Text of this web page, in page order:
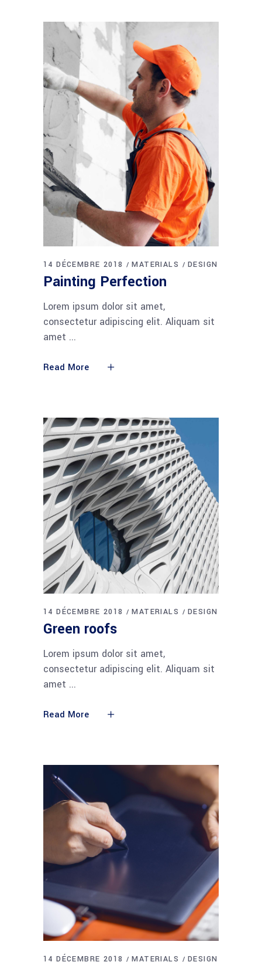
14 DÉCEMBRE 2018 MATERIALS DESIGN
Painting Perfection
Lorem ipsum dolor sit amet,
consectetur adipiscing elit. Aliquam sit
amet
Read More
14 DÉCEMBRE 2018 MATERIALS DESIGN
Green roofs
Lorem ipsum dolor sit amet,
consectetur adipiscing elit. Aliquam sit
amet
Read More
14 DÉCEMBRE 2018 MATERIALS DESIGN